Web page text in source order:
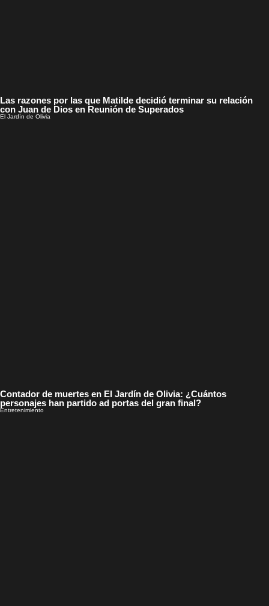
Las razones por las que Matilde decidió terminar su relación
con Juan de Dios en Reunión de Superados
El Jardín de Olivia
Contador de muertes en El Jardín de Olivia: ¿Cuántos
personajes han partido ad portas del gran final?
Entretenimiento